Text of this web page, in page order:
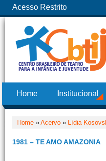
Acesso Restrito
Home Institucional
Home » Acervo » Lídia
1981 – TE AMO AMAZONIA